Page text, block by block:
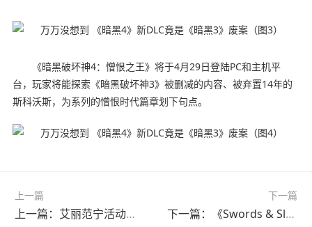
《暗黑破坏神4：憎恨之王》将于4月29日登陆PC和主机平
台，玩家将能探索《暗黑破坏神3》被删减的内容、被弃置14年的
斯科沃斯，为系列的憎恨时代篇章划下句点。
上一篇
上一篇：艾丽范宁活动写真图赏 穿深V长裙秀绝美腰臀
下一篇
下一篇：《Swords & Slippers》新视频 小红帽入敌人群中不畏惧